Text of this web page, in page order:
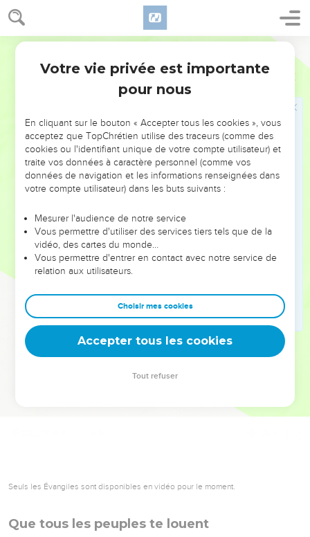
Psaumes 65
biens de ta maison, de la sainteté de ton temple.
6 Dans ta justice, tu nous réponds par des prodiges, Dieu de
notre salut. En toi se confient les extrémités de la terre et les
mers lointaines.
Il affermit les montagnes par sa force, il a la puissance pour
Il apaise le tapage des mers, le tapage de leurs vagues et le
grondement des peuples.
Ceux qui habitent aux extrémités du monde s’effraient des
signes que tu accomplis ; tu remplis d’allégresse le levant et
Tu prends soin de la terre et tu lui donnes l’abondance, tu
la combles de richesses. Le ruisseau de Dieu est plein
d’eau ; tu prépares le blé, quand tu la fertilises ainsi.
Tu arroses ses sillons, tu aplanis ses mottes, tu la
détrempes par des pluies, tu bénis ses pousses.
Tu couronnes l’année de tes biens, et ton passage apporte
l’abondance ;
les plaines du désert sont arrosées et les collines sont
Seuls les Évangiles sont disponibles en vidéo pour le moment.
Que tous les peuples te louent
Votre vie privée est importante
pour nous
En cliquant sur le bouton « Accepter tous les cookies », vous
acceptez que TopChrétien utilise des traceurs (comme des
cookies ou l'identifiant unique de votre compte utilisateur) et
traite vos données à caractère personnel (comme vos
données de navigation et les informations renseignées dans
votre compte utilisateur) dans les buts suivants :
Mesurer l'audience de notre service
Vous permettre d'utiliser des services tiers tels que de la
vidéo, des cartes du monde…
Vous permettre d'entrer en contact avec notre service de
relation aux utilisateurs.
Choisir mes cookies
Accepter tous les cookies
Tout refuser